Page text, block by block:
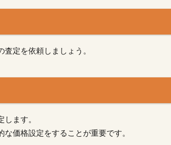
定を依頼しましょう。
ます。
価格設定をすることが重要です。